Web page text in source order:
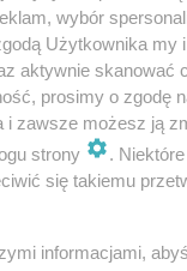
stronę Teslii
na adres
Demo Drive.
wybór
Użytkownika
aktywnie skanować
prosimy o zgodę
i zawsze możesz ją
strony
.
się takiemu
informacjami,